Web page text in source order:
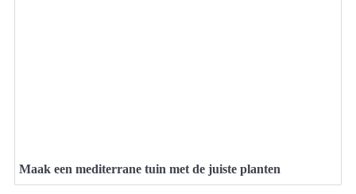
Maak een mediterrane tuin met de juiste planten